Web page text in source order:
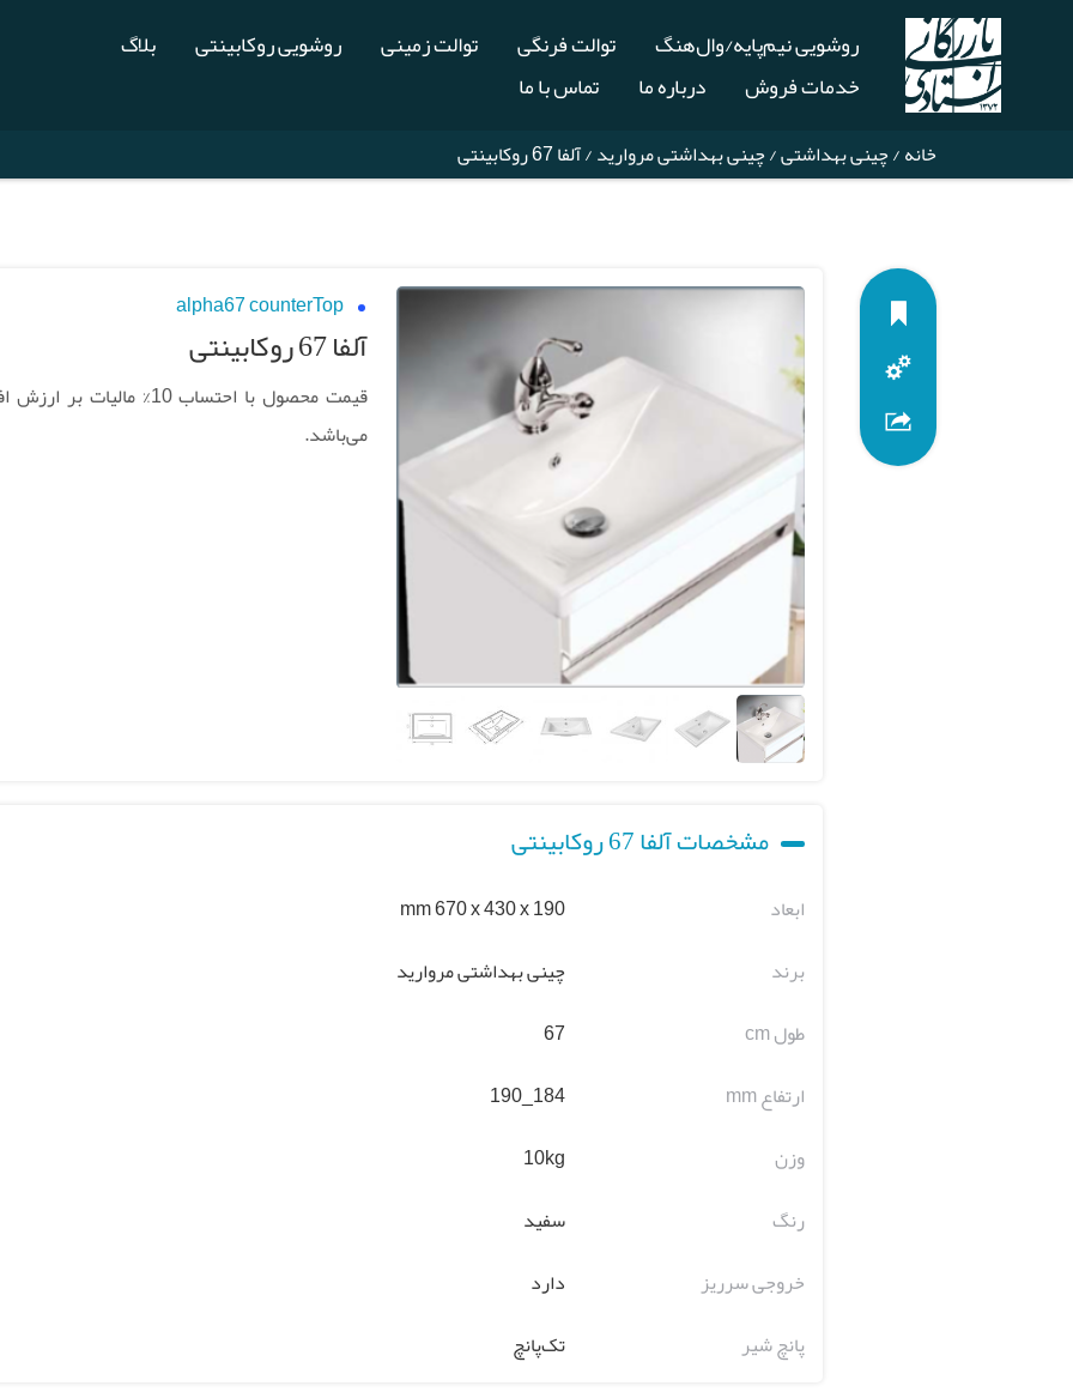
روشویی نیم‌پایه/وال‌هنگ توالت فرنگی توالت زمینی روشویی روکابینتی
بلاگ
خدمات فروش
درباره ما تماس با ما
خانه/چینی بهداشتی/چینی بهداشتی مروارید/ آلفا 67 روکابینتی
alpha67 counterTop
آلفا 67 روکابینتی
قیمت محصول با احتساب 10% مالیات بر
می‌باشد.
مشخصات آلفا 67 روکابینتی
ابعاد
mm 670 x 430 x 190
برند
چینی بهداشتی مروارید
طول cm
67
ارتفاع mm
184_190
وزن
10kg
رنگ
سفید
خروجی سرریز
دارد
پانچ شیر
تک‌پانچ